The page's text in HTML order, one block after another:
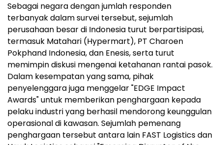
Sebagai negara dengan jumlah responden
terbanyak dalam survei tersebut, sejumlah
perusahaan besar di Indonesia turut berpartisipasi,
termasuk Matahari (Hypermart), PT Charoen
Pokphand Indonesia, dan Enesis, serta turut
memimpin diskusi mengenai ketahanan rantai pasok.
Dalam kesempatan yang sama, pihak
penyelenggara juga menggelar "EDGE Impact
Awards" untuk memberikan penghargaan kepada
pelaku industri yang berhasil mendorong keunggulan
operasional di kawasan. Sejumlah pemenang
penghargaan tersebut antara lain FAST Logistics dan